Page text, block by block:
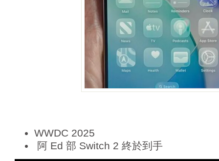
WWDC 2025
阿 Ed 部 Switch 2 終於到手